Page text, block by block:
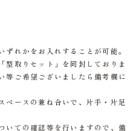
ずれかをお入れすることが可能。
型取りセット」を同封しておりま
等ご希望ございましたら備考欄に
ペースの兼ね合いで、片手・片足
いての確認等を行いますので、備